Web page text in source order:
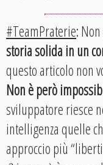
#TeamPraterie:
storia solida in un
questo articolo non
Non è però
sviluppatore riesce
intelligenza quelle
approccio più